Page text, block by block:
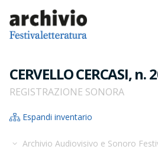
CERVELLO CERCASI, n.
REGISTRAZIONE SONORA
Espandi inventario
Archivio Audiovisivo e Sonoro